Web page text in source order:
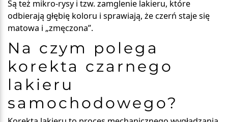
Są też mikro-rysy i tzw. zamglenie lakieru, które
odbierają głębię koloru i sprawiają, że czerń staje się
matowa i „zmęczona”.
Na czym polega
korekta czarnego
lakieru
samochodowego?